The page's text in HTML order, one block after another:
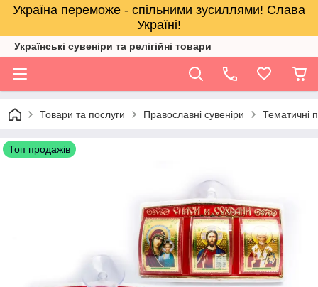
Україна переможе - спільними зусиллями! Слава
Україні!
Українські сувеніри та релігійнi товари
Товари та послуги Православні сувеніри Тематичні
Топ продажів